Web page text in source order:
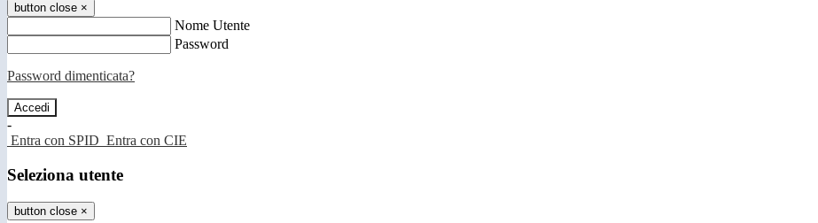
button close ×
Nome Utente
Password
Password dimenticata?
-
Entra con SPID Entra con CIE
Seleziona utente
button close ×